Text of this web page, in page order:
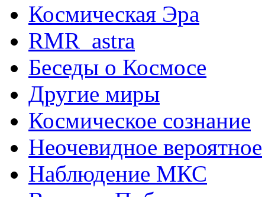
Космическая Эра
RMR_astra
Беседы о Космосе
Другие миры
Космическое сознание
Неочевидное вероятное
Наблюдение МКС